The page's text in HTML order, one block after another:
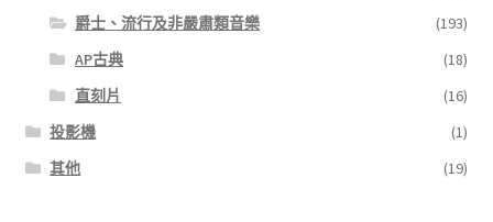
爵士、流行及非嚴肅類音樂
(193)
AP古典
(18)
直刻片
(16)
投影機
(1)
其他
(19)